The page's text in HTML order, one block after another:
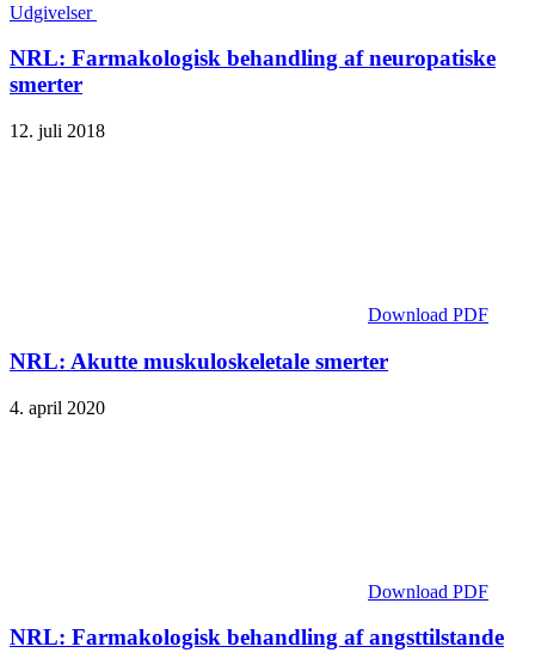
Udgivelser
NRL: Farmakologisk behandling af neuropatiske
smerter
12. juli 2018
Download PDF
NRL: Akutte muskuloskeletale smerter
4. april 2020
Download PDF
NRL: Farmakologisk behandling af angsttilstande